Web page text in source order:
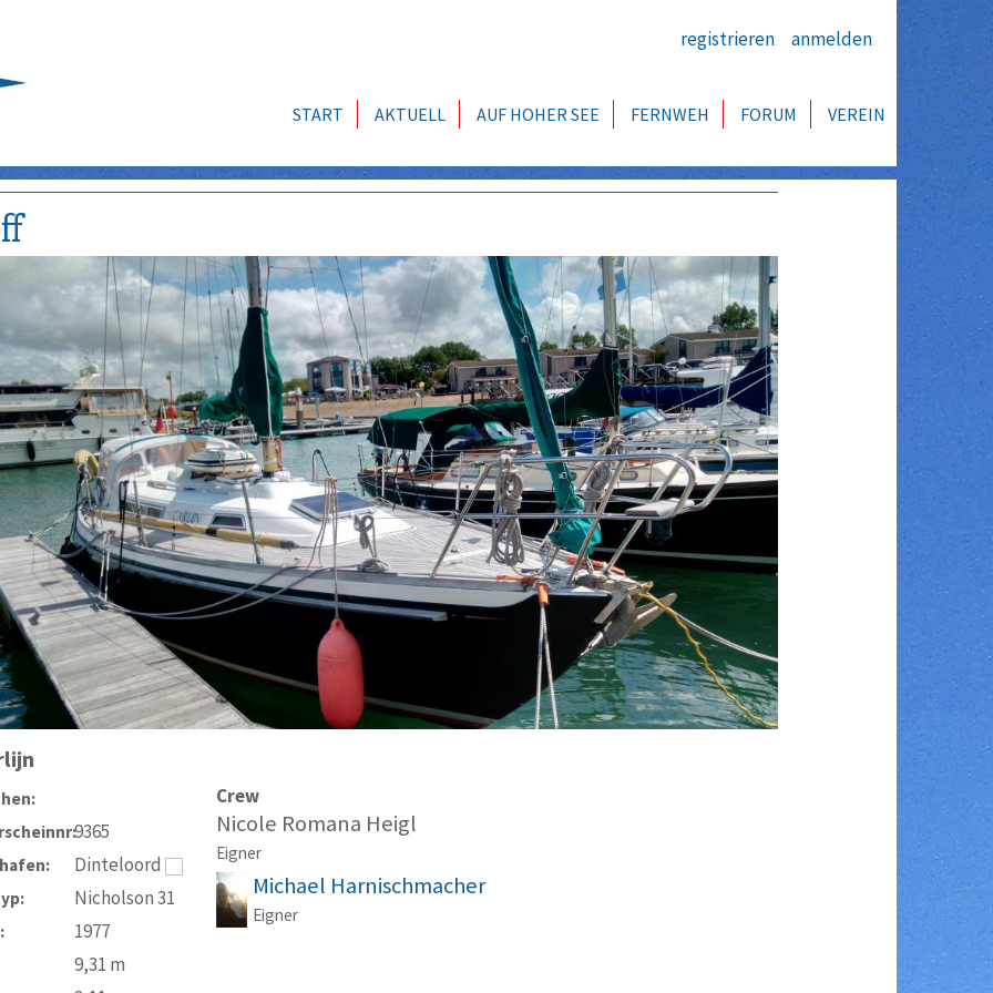
registrieren anmelden
START AKTUELL AUF HOHER SEE FERNWEH FORUM VEREIN
9365
Dinteloord
Nicholson 31
1977
9,31 m
Crew
Nicole Romana Heigl
Eigner
Michael Harnischmacher
Eigner